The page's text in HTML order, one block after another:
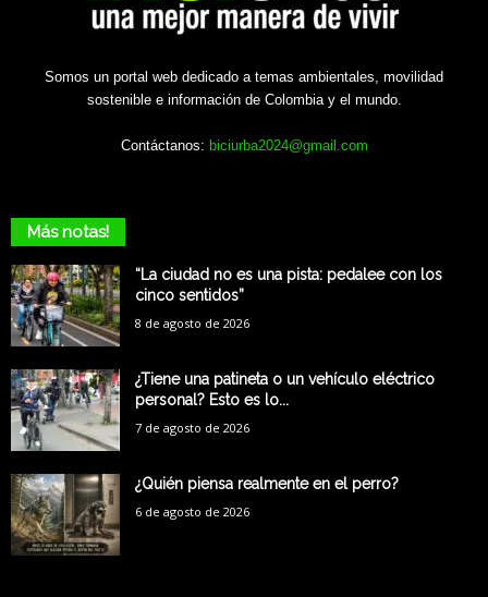
Somos un portal web dedicado a temas ambientales, movilidad
sostenible e información de Colombia y el mundo.
Contáctanos: biciurba2024@gmail.com
Más notas!
“La ciudad no es una pista: pedalee con los
cinco sentidos”
8 de agosto de 2026
¿Tiene una patineta o un vehículo eléctrico
personal? Esto es lo...
7 de agosto de 2026
¿Quién piensa realmente en el perro?
6 de agosto de 2026